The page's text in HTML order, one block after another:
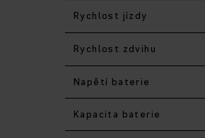
Rychlost jízdy
Rychlost zdvihu
Napětí baterie
Kapacita baterie